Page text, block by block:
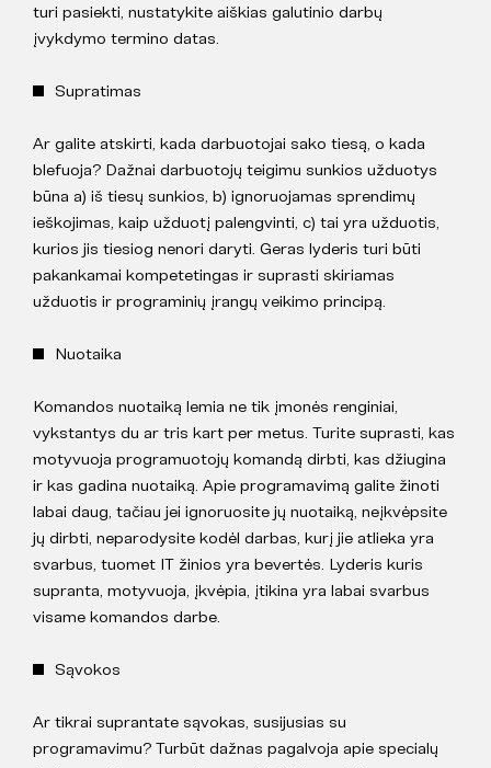
turi pasiekti, nustatykite aiškias galutinio darbų
įvykdymo termino datas.
Supratimas
Ar galite atskirti, kada darbuotojai sako tiesą, o kada
blefuoja? Dažnai darbuotojų teigimu sunkios užduotys
būna a) iš tiesų sunkios, b) ignoruojamas sprendimų
ieškojimas, kaip užduotį palengvinti, c) tai yra užduotis,
kurios jis tiesiog nenori daryti. Geras lyderis turi būti
pakankamai kompetetingas ir suprasti skiriamas
užduotis ir programinių įrangų veikimo principą.
Nuotaika
Komandos nuotaiką lemia ne tik įmonės renginiai,
vykstantys du ar tris kart per metus. Turite suprasti, kas
motyvuoja programuotojų komandą dirbti, kas džiugina
ir kas gadina nuotaiką. Apie programavimą galite žinoti
labai daug, tačiau jei ignoruosite jų nuotaiką, neįkvėpsite
jų dirbti, neparodysite kodėl darbas, kurį jie atlieka yra
svarbus, tuomet IT žinios yra bevertės. Lyderis kuris
supranta, motyvuoja, įkvėpia, įtikina yra labai svarbus
visame komandos darbe.
Sąvokos
Ar tikrai suprantate sąvokas, susijusias su
programavimu? Turbūt dažnas pagalvoja apie specialų